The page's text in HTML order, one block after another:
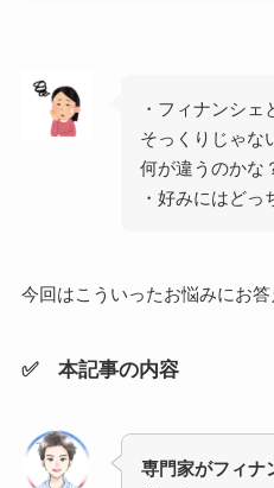
・フィナンシ
そっくりじゃな
何が違うのかな
・好みにはどっ
今回はこういったお悩みにお答
✅ 本記事の内容
専門家がフィナ